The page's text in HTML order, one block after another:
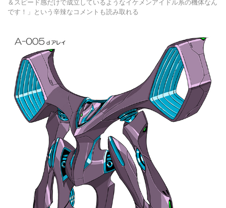
＆スピード感だけで成立しているようなイケメンアイドル系の機体なん
です！」という辛辣なコメントも読み取れる